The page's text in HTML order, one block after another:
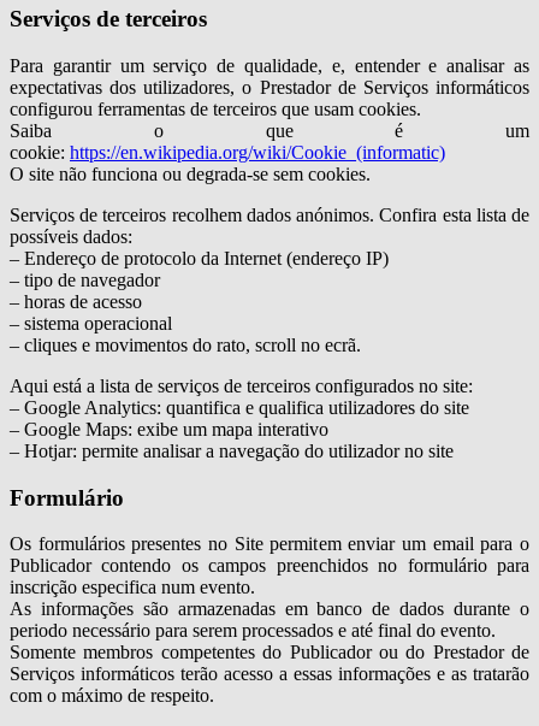
Serviços de terceiros
Para garantir um serviço de qualidade, e, entender e analisar as
expectativas dos utilizadores, o Prestador de Serviços informáticos
configurou ferramentas de terceiros que usam cookies.
Saiba o que é um
cookie: https://en.wikipedia.org/wiki/Cookie_(informatic)
O site não funciona ou degrada-se sem cookies.
Serviços de terceiros recolhem dados anónimos. Confira esta lista de
possíveis dados:
– Endereço de protocolo da Internet (endereço IP)
– tipo de navegador
– horas de acesso
– sistema operacional
– cliques e movimentos do rato, scroll no ecrã.
Aqui está a lista de serviços de terceiros configurados no site:
– Google Analytics: quantifica e qualifica utilizadores do site
– Google Maps: exibe um mapa interativo
– Hotjar: permite analisar a navegação do utilizador no site
Formulário
Os formulários presentes no Site permitem enviar um email para o
Publicador contendo os campos preenchidos no formulário para
inscrição especifica num evento.
As informações são armazenadas em banco de dados durante o
periodo necessário para serem processados e até final do evento.
Somente membros competentes do Publicador ou do Prestador de
Serviços informáticos terão acesso a essas informações e as tratarão
com o máximo de respeito.